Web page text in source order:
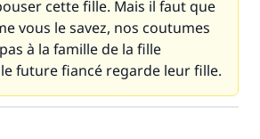
cette fille. Mais il faut que
vous le savez, nos coutumes
à la famille de la fille
future fiancé regarde leur fille.